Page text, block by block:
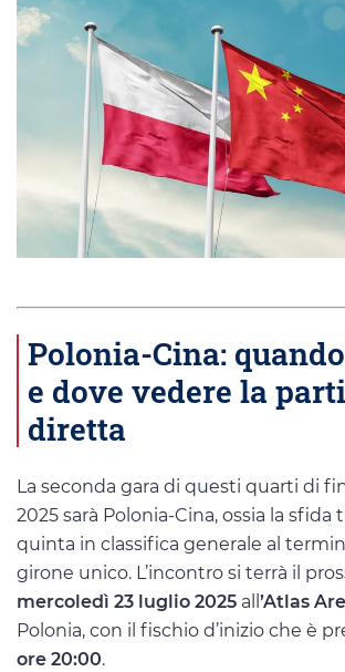
Polonia-Cina:
e dove vedere la
diretta
La seconda gara di questi quarti di
2025 sarà Polonia-Cina, ossia la sfida
quinta in classifica generale al
girone unico. L’incontro si terrà il
mercoledì 23 luglio 2025 all ’Atlas
Polonia, con il fischio d’inizio che è
ore 20:00.